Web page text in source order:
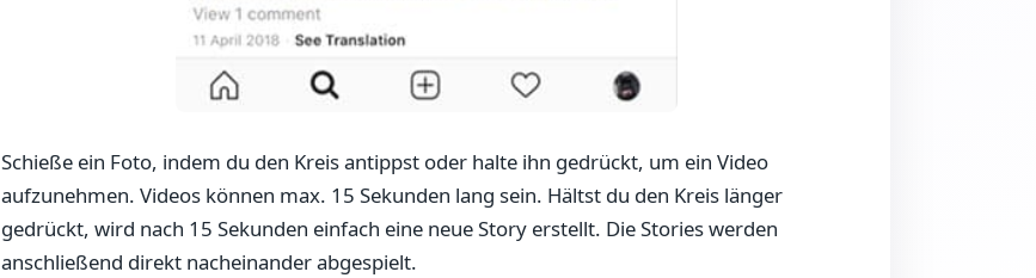
Schieße ein Foto, indem du den Kreis antippst oder halte ihn gedrückt, um ein Video
aufzunehmen. Videos können max. 15 Sekunden lang sein. Hältst du den Kreis länger
gedrückt, wird nach 15 Sekunden einfach eine neue Story erstellt. Die Stories werden
anschließend direkt nacheinander abgespielt.